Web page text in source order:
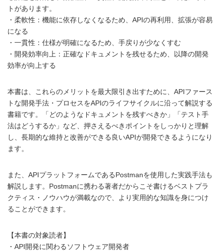
トがあります。
・柔軟性：機能に依存しなくなるため、APIの再利用、拡張が容易
になる
・一貫性：仕様が明確になるため、手戻りが少なくすむ
・開発効率向上：正確なドキュメントを残せるため、以降の開発
効率が向上する
本書は、これらのメリットを最大限引き出すために、APIファース
トな開発手法・プロセスをAPIのライフサイクルに沿って解説する
書籍です。「どのようなドキュメントを残すべきか」「テスト手
法はどうするか」など、押さえるべきポイントをしっかりと理解
し、長期的な維持と改善ができる良いAPIが開発できるようになり
ます。
また、APIプラットフォームであるPostmanを使用した実践手法も
解説します。Postmanに携わる著者だからこそ書けるベストプラ
クティス・ノウハウが満載なので、より実用的な知識を身につけ
ることができます。
【本書の対象読者】
・API開発に関わるソフトウェア開発者